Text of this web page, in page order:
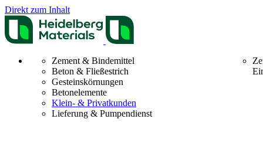
Direkt zum Inhalt
Zement & Bindemittel
Beton & Fließestrich
Gesteinskörnungen
Betonelemente
Klein- & Privatkunden
Lieferung & Pumpendienst